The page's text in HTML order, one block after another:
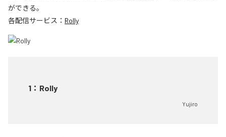
ができる。
各配信サービス： Rolly
1 ： Rolly
Yujiro